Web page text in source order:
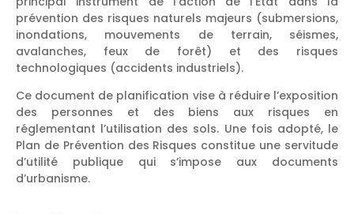
prévention des risques naturels majeurs (submersions,
inondations, mouvements de terrain, séismes,
avalanches, feux de forêt) et des risques
technologiques (accidents industriels).
Ce document de planification vise à réduire l’exposition
des personnes et des biens aux risques en
réglementant l’utilisation des sols. Une fois adopté, le
Plan de Prévention des Risques constitue une servitude
d’utilité publique qui s’impose aux documents
d’urbanisme.